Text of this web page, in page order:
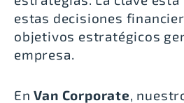
estas decisiones
objetivos estratégicos
empresa.
EnVan Corporate,